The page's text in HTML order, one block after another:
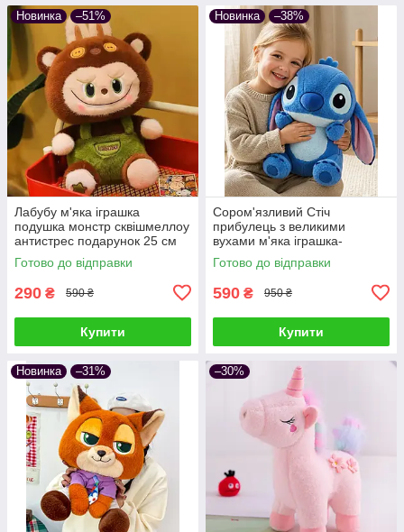
Новинка –51%
Лабубу м'яка іграшка
подушка монстр сквішмеллоу
антистрес подарунок 25 см
Готово до відправки
290 ₴ 590 ₴
Купити
Новинка –38%
Сором'язливий Стіч
прибулець з великими
вухами м'яка іграшка-
обіймашка плюшева подушка
антистрес подарунок дітям та
Готово до відправки
590 ₴ 950 ₴
Купити
Новинка –31% –30%